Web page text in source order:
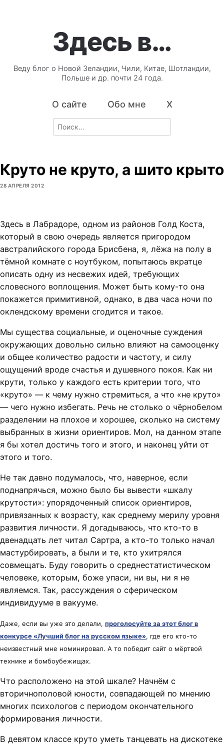
Здесь в…
Веду блог о Новой Зеландии, Чили, Китае, Шотландии,
Польше и др. почти 24 года.
О сайте Обо мне X
Search
for:
Круто не круто, а шито крыто
28 АПРЕЛЯ 2012
Здесь в Лабрадоре, одном из районов Голд Коста,
который в свою очередь является пригородом
австралийского города Брисбена, я, лёжа на полу в
тёмной комнате с ноутбуком, попытаюсь вкратце
описать одну из несвежих идей, требующих
словесного воплощения. Может быть кому-то она
покажется примитивной, однако, в два часа ночи по
оклендскому времени сгодится и такое.
Мы существа социальные, и оценочные суждения
окружающих довольно сильно влияют на самооценку
и общее количество радости и частоту, и силу
ощущений вроде счастья и душевного покоя. Как ни
крути, только у каждого есть критерии того, что
«круто» — к чему нужно стремиться, а что «не круто»
— чего нужно избегать. Речь не столько о чёрнобелом
разделении на плохое и хорошее, сколько на систему
выбранных в жизни ориентиров. Мол, на данном этапе
я бы хотел достичь того и этого, и наконец уйти от
этого и того.
Не так давно подумалось, что, наверное, если
поднапрячься, можно было бы вывести «шкалу
крутости»: упорядоченный список ориентиров,
привязанных к возрасту, как среднему мерилу уровня
развития личности. Я догадываюсь, что кто-то в
двенадцать лет читал Сартра, а кто-то только начал
мастурбировать, а были и те, кто ухитрялся
совмещать. Буду говорить о среднестатистическом
человеке, которым, боже упаси, ни вы, ни я не
являемся. Так, рассуждения о сферическом
индивидууме в вакууме.
Даже, если вы уже это делали, проголосуйте за этот блог в
конкурсе «Лучший блог на русском языке», где его кто-то
неизвестный мне номинировал. А то победит сайт о мёртвой
технике и бомбоубежищах.
Что расположено на этой шкале? Начнём с
вторичнополовой юности, совпадающей по мнению
многих психологов с периодом окончательного
формирования личности.
В девятом классе круто уметь танцевать на дискотеке